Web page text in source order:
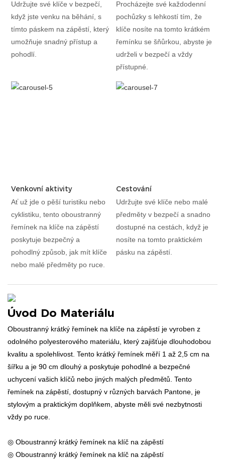
Udržujte své klíče v bezpečí,
když jste venku na běhání, s
tímto páskem na zápěstí, který
umožňuje snadný přístup a
pohodlí.
Procházejte své každodenní
pochůzky s lehkostí tím, že
klíče nosíte na tomto krátkém
řemínku se šňůrkou, abyste je
udrželi v bezpečí a vždy
přístupné.
Venkovní aktivity
Ať už jde o pěší turistiku nebo
cyklistiku, tento oboustranný
řemínek na klíče na zápěstí
poskytuje bezpečný a
pohodlný způsob, jak mít klíče
nebo malé předměty po ruce.
Cestování
Udržujte své klíče nebo malé
předměty v bezpečí a snadno
dostupné na cestách, když je
nosíte na tomto praktickém
pásku na zápěstí.
Úvod Do Materiálu
Oboustranný krátký řemínek na klíče na zápěstí je vyroben z
odolného polyesterového materiálu, který zajišťuje dlouhodobou
kvalitu a spolehlivost. Tento krátký řemínek měří 1 až 2,5 cm na
šířku a je 90 cm dlouhý a poskytuje pohodlné a bezpečné
uchycení vašich klíčů nebo jiných malých předmětů. Tento
řemínek na zápěstí, dostupný v různých barvách Pantone, je
stylovým a praktickým doplňkem, abyste měli své nezbytnosti
vždy po ruce.
◎ Oboustranný krátký řemínek na klíč na zápěstí
◎ Oboustranný krátký řemínek na klíč na zápěstí